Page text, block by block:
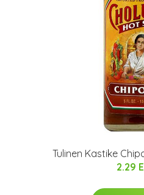
Tulinen Kastike
2.29